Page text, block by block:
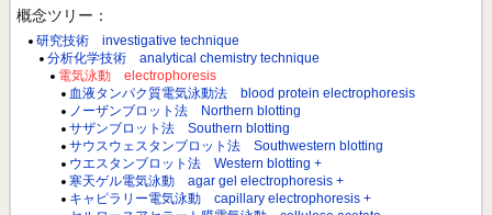
概念ツリー：
研究技術 investigative technique
分析化学技術 analytical chemistry technique
電気泳動 electrophoresis
血液タンパク質電気泳動法 blood protein electrophoresis
ノーザンブロット法 Northern blotting
サザンブロット法 Southern blotting
サウスウェスタンブロット法 Southwestern blotting
ウエスタンブロット法 Western blotting +
寒天ゲル電気泳動 agar gel electrophoresis +
キャピラリー電気泳動 capillary electrophoresis +